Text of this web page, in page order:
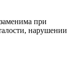
при
нарушении